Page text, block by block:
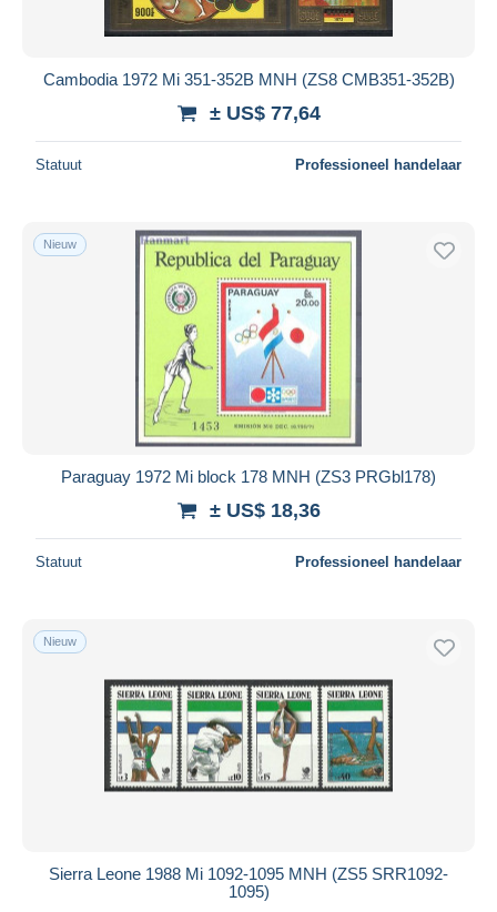
Cambodia 1972 Mi 351-352B MNH (ZS8 CMB351-352B)
± US$ 77,64
Statuut Professioneel handelaar
Nieuw
Paraguay 1972 Mi block 178 MNH (ZS3 PRGbl178)
± US$ 18,36
Statuut Professioneel handelaar
Nieuw
Sierra Leone 1988 Mi 1092-1095 MNH (ZS5 SRR1092-
1095)